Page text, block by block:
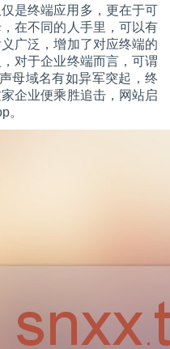
是终端应用多，更在于可
在不同的人手里，可以有
广泛，增加了对应终端的
对于企业终端而言，可谓
母域名有如异军突起，终
企业便乘胜追击，网站启
。